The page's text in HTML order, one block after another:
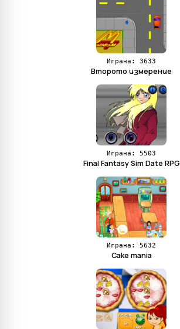
Играна: 3633
Второто измерение
Играна: 5503
Final Fantasy Sim Date RPG
Играна: 5632
Cake mania